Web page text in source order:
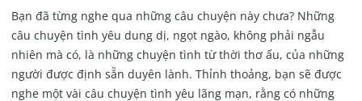
Bạn đã từng nghe qua những câu chuyện này chưa? Những
câu chuyện tình yêu dung dị, ngọt ngào, không phải ngẫu
nhiên mà có, là những chuyện tình từ thời thơ ấu, của những
người được định sẵn duyên lành. Thỉnh thoảng, bạn sẽ được
nghe một vài câu chuyện tình yêu lãng mạn, rằng có những